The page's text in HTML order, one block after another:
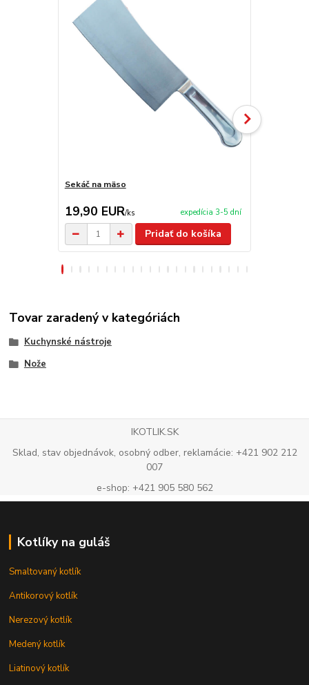
Sekáč na mäso
19,90 EUR/ks expedícia 3-5 dní
Pridať do košíka
Tovar zaradený v kategóriách
Kuchynské nástroje
Nože
IKOTLIK.SK
Sklad, stav objednávok, osobný odber, reklamácie: +421 902 212
007
e-shop: +421 905 580 562
Kotlíky na guláš
Smaltovaný kotlík
Antikorový kotlík
Nerezový kotlík
Medený kotlík
Liatinový kotlík